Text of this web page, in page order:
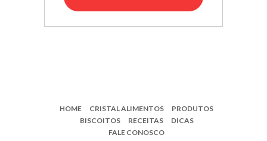
HOME CRISTAL ALIMENTOS
PRODUTOS
BISCOITOS
RECEITAS
DICAS
FALE CONOSCO